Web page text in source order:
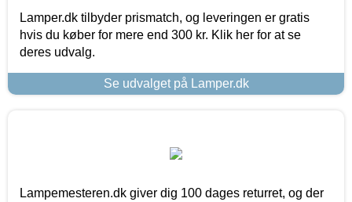
Lamper.dk tilbyder prismatch, og leveringen er gratis
hvis du køber for mere end 300 kr. Klik her for at se
deres udvalg.
Se udvalget på Lamper.dk
Lampemesteren.dk giver dig 100 dages returret, og der